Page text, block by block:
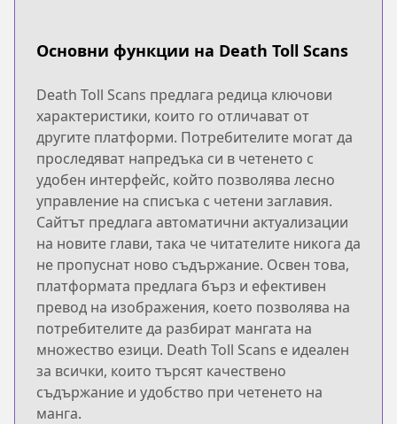
Основни функции на Death Toll Scans
Death Toll Scans предлага редица ключови
характеристики, които го отличават от
другите платформи. Потребителите могат да
проследяват напредъка си в четенето с
удобен интерфейс, който позволява лесно
управление на списъка с четени заглавия.
Сайтът предлага автоматични актуализации
на новите глави, така че читателите никога да
не пропуснат ново съдържание. Освен това,
платформата предлага бърз и ефективен
превод на изображения, което позволява на
потребителите да разбират мангата на
множество езици. Death Toll Scans е идеален
за всички, които търсят качествено
съдържание и удобство при четенето на
манга.